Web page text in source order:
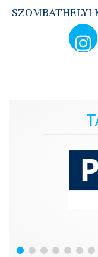
SZOMBATHELYI